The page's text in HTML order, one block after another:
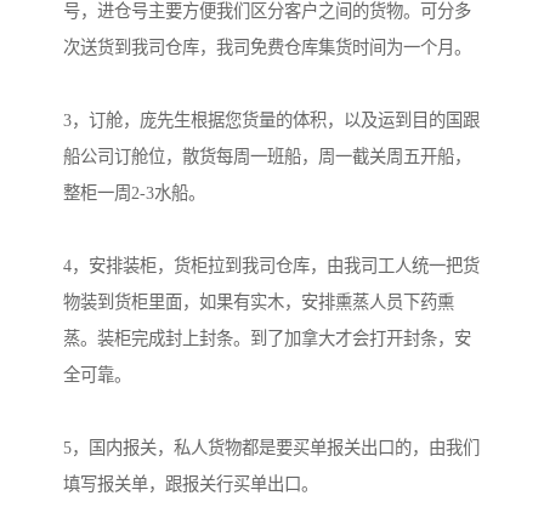
号，进仓号主要方便我们区分客户之间的货物。可分多
次送货到我司仓库，我司免费仓库集货时间为一个月。
3，订舱，庞先生根据您货量的体积，以及运到目的国跟
船公司订舱位，散货每周一班船，周一截关周五开船，
整柜一周2-3水船。
4，安排装柜，货柜拉到我司仓库，由我司工人统一把货
物装到货柜里面，如果有实木，安排熏蒸人员下药熏
蒸。装柜完成封上封条。到了加拿大才会打开封条，安
全可靠。
5，国内报关，私人货物都是要买单报关出口的，由我们
填写报关单，跟报关行买单出口。